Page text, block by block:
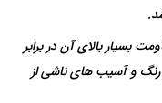
بسیار بالای آن در برابر
رنگ و آسیب های ناشی از